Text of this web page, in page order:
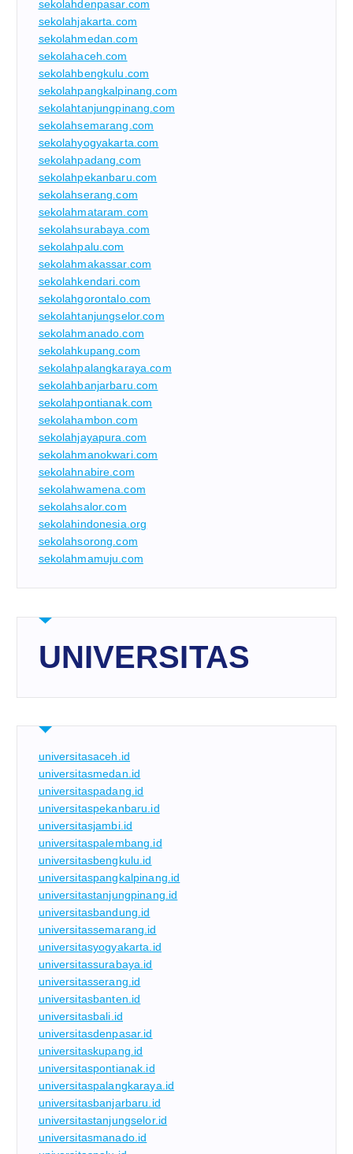
sekolahdenpasar.com
sekolahjakarta.com
sekolahmedan.com
sekolahaceh.com
sekolahbengkulu.com
sekolahpangkalpinang.com
sekolahtanjungpinang.com
sekolahsemarang.com
sekolahyogyakarta.com
sekolahpadang.com
sekolahpekanbaru.com
sekolahserang.com
sekolahmataram.com
sekolahsurabaya.com
sekolahpalu.com
sekolahmakassar.com
sekolahkendari.com
sekolahgorontalo.com
sekolahtanjungselor.com
sekolahmanado.com
sekolahkupang.com
sekolahpalangkaraya.com
sekolahbanjarbaru.com
sekolahpontianak.com
sekolahambon.com
sekolahjayapura.com
sekolahmanokwari.com
sekolahnabire.com
sekolahwamena.com
sekolahsalor.com
sekolahindonesia.org
sekolahsorong.com
sekolahmamuju.com
UNIVERSITAS
universitasaceh.id
universitasmedan.id
universitaspadang.id
universitaspekanbaru.id
universitasjambi.id
universitaspalembang.id
universitasbengkulu.id
universitaspangkalpinang.id
universitastanjungpinang.id
universitasbandung.id
universitassemarang.id
universitasyogyakarta.id
universitassurabaya.id
universitasserang.id
universitasbanten.id
universitasbali.id
universitasdenpasar.id
universitaskupang.id
universitaspontianak.id
universitaspalangkaraya.id
universitasbanjarbaru.id
universitastanjungselor.id
universitasmanado.id